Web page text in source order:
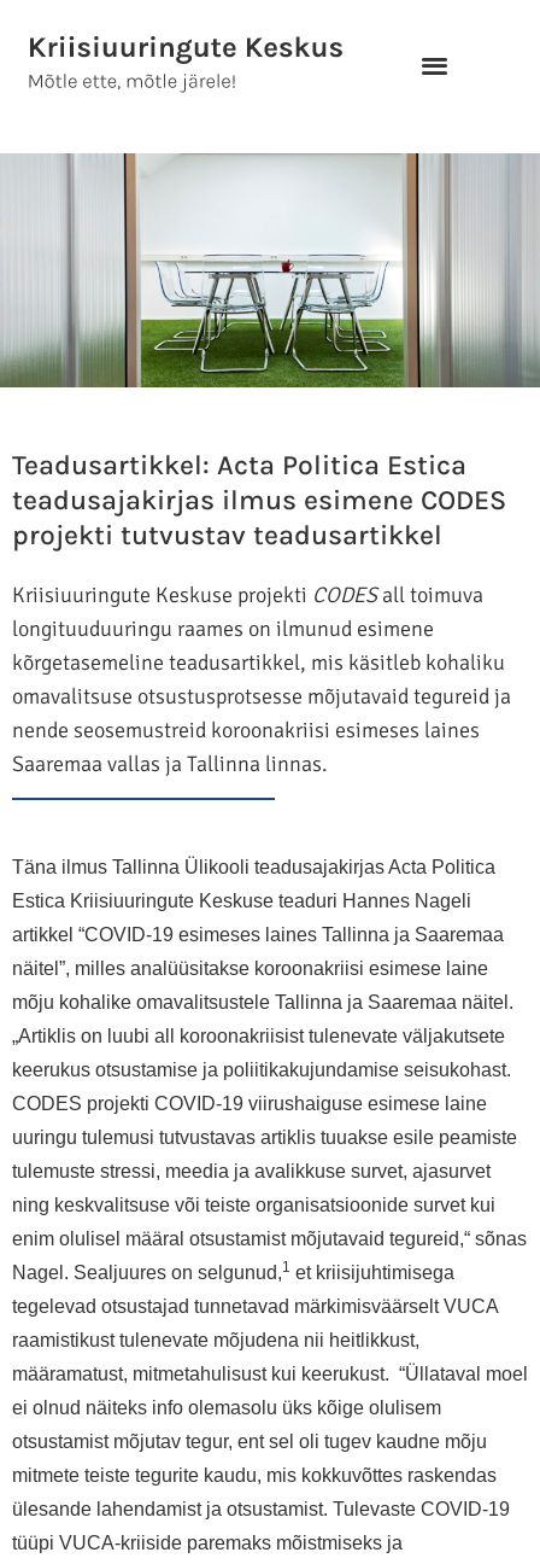
content
Teadusartikkel: Acta Politica Estica
teadusajakirjas ilmus esimene CODES
projekti tutvustav teadusartikkel
Kriisiuuringute Keskuse projekti CODESall toimuva
longituuduuringu raames on ilmunud esimene
kõrgetasemeline teadusartikkel, mis käsitleb kohaliku
omavalitsuse otsustusprotsesse mõjutavaid tegureid ja
nende seosemustreid koroonakriisi esimeses laines
Saaremaa vallas ja Tallinna linnas.
Täna ilmus Tallinna Ülikooli teadusajakirjas Acta Politica
Estica Kriisiuuringute Keskuse teaduri Hannes Nageli
artikkel “COVID-19 esimeses laines Tallinna ja Saaremaa
näitel”, milles analüüsitakse koroonakriisi esimese laine
mõju kohalike omavalitsustele Tallinna ja Saaremaa näitel.
„Artiklis on luubi all koroonakriisist tulenevate väljakutsete
keerukus otsustamise ja poliitikakujundamise seisukohast.
CODES projekti COVID-19 viirushaiguse esimese laine
uuringu tulemusi tutvustavas artiklis tuuakse esile peamiste
tulemuste stressi, meedia ja avalikkuse survet, ajasurvet
ning keskvalitsuse või teiste organisatsioonide survet kui
enim olulisel määral otsustamist mõjutavaid tegureid,“ sõnas
Nagel. Sealjuures on selgunud,1 et kriisijuhtimisega
tegelevad otsustajad tunnetavad märkimisväärselt VUCA
raamistikust tulenevate mõjudena nii heitlikkust,
määramatust, mitmetahulisust kui keerukust. “Üllataval moel
ei olnud näiteks info olemasolu üks kõige olulisem
otsustamist mõjutav tegur, ent sel oli tugev kaudne mõju
mitmete teiste tegurite kaudu, mis kokkuvõttes raskendas
ülesande lahendamist ja otsustamist. Tulevaste COVID-19
tüüpi VUCA-kriiside paremaks mõistmiseks ja